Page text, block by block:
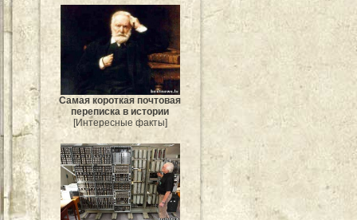
Самая короткая почтовая
переписка в истории
[Интересные факты]